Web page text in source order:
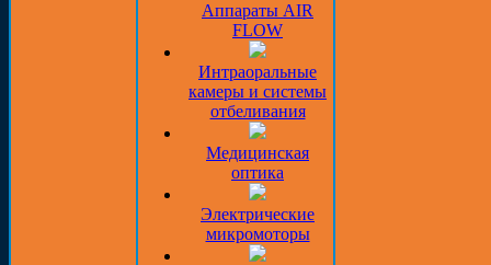
Аппараты AIR
FLOW
Интраоральные
камеры и системы
отбеливания
Медицинская
оптика
Электрические
микромоторы